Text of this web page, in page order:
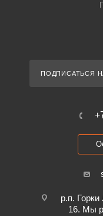
ПОДПИСАТЬСЯ
р.п.
16. Мы